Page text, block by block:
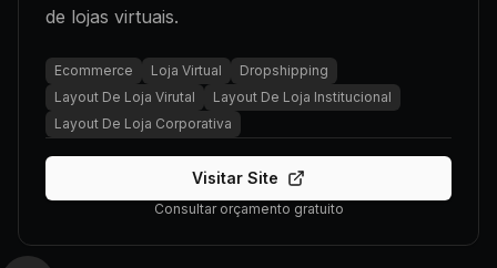
de lojas virtuais.
Ecommerce Loja Virtual
Dropshipping
Layout De Loja Virutal
Layout De Loja Institucional
Layout De Loja Corporativa
Visitar Site
Consultar orçamento gratuito